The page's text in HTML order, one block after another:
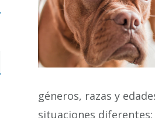
géneros, razas y
situaciones